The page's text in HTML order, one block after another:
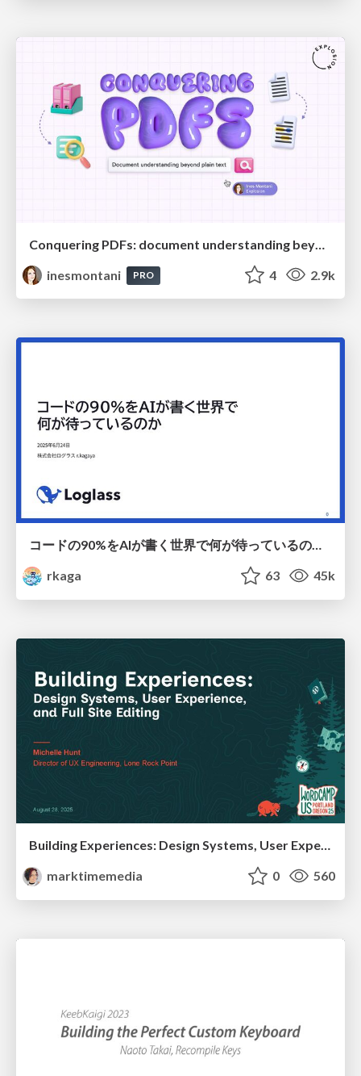
inesmontani
PRO 4 2.9k
コードの90%をAIが書く世界で何が待っているのか / What awaits us in a world where 90% of the code is written by AI
rkaga
63 45k
Building Experiences: Design Systems, User Experience, and Full Site Editing
marktimemedia
0 560